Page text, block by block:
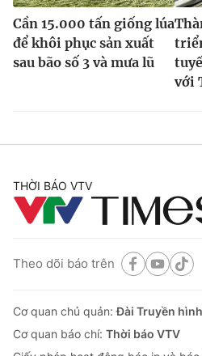
Cần 15.000 tấn giống lúa
để khôi phục sản xuất
sau bão số 3 và mưa lũ
với
THỜI BÁO VTV
Theo dõi báo trên
Cơ quan chủ quản:Đài Truyền
Cơ quan báo chí: Thời báo VTV